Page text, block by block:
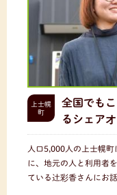
上士幌
町
全国でも
るシェア
人口5,000人の上士幌
に、地元の人と利用者
ている辻彩香さんにお